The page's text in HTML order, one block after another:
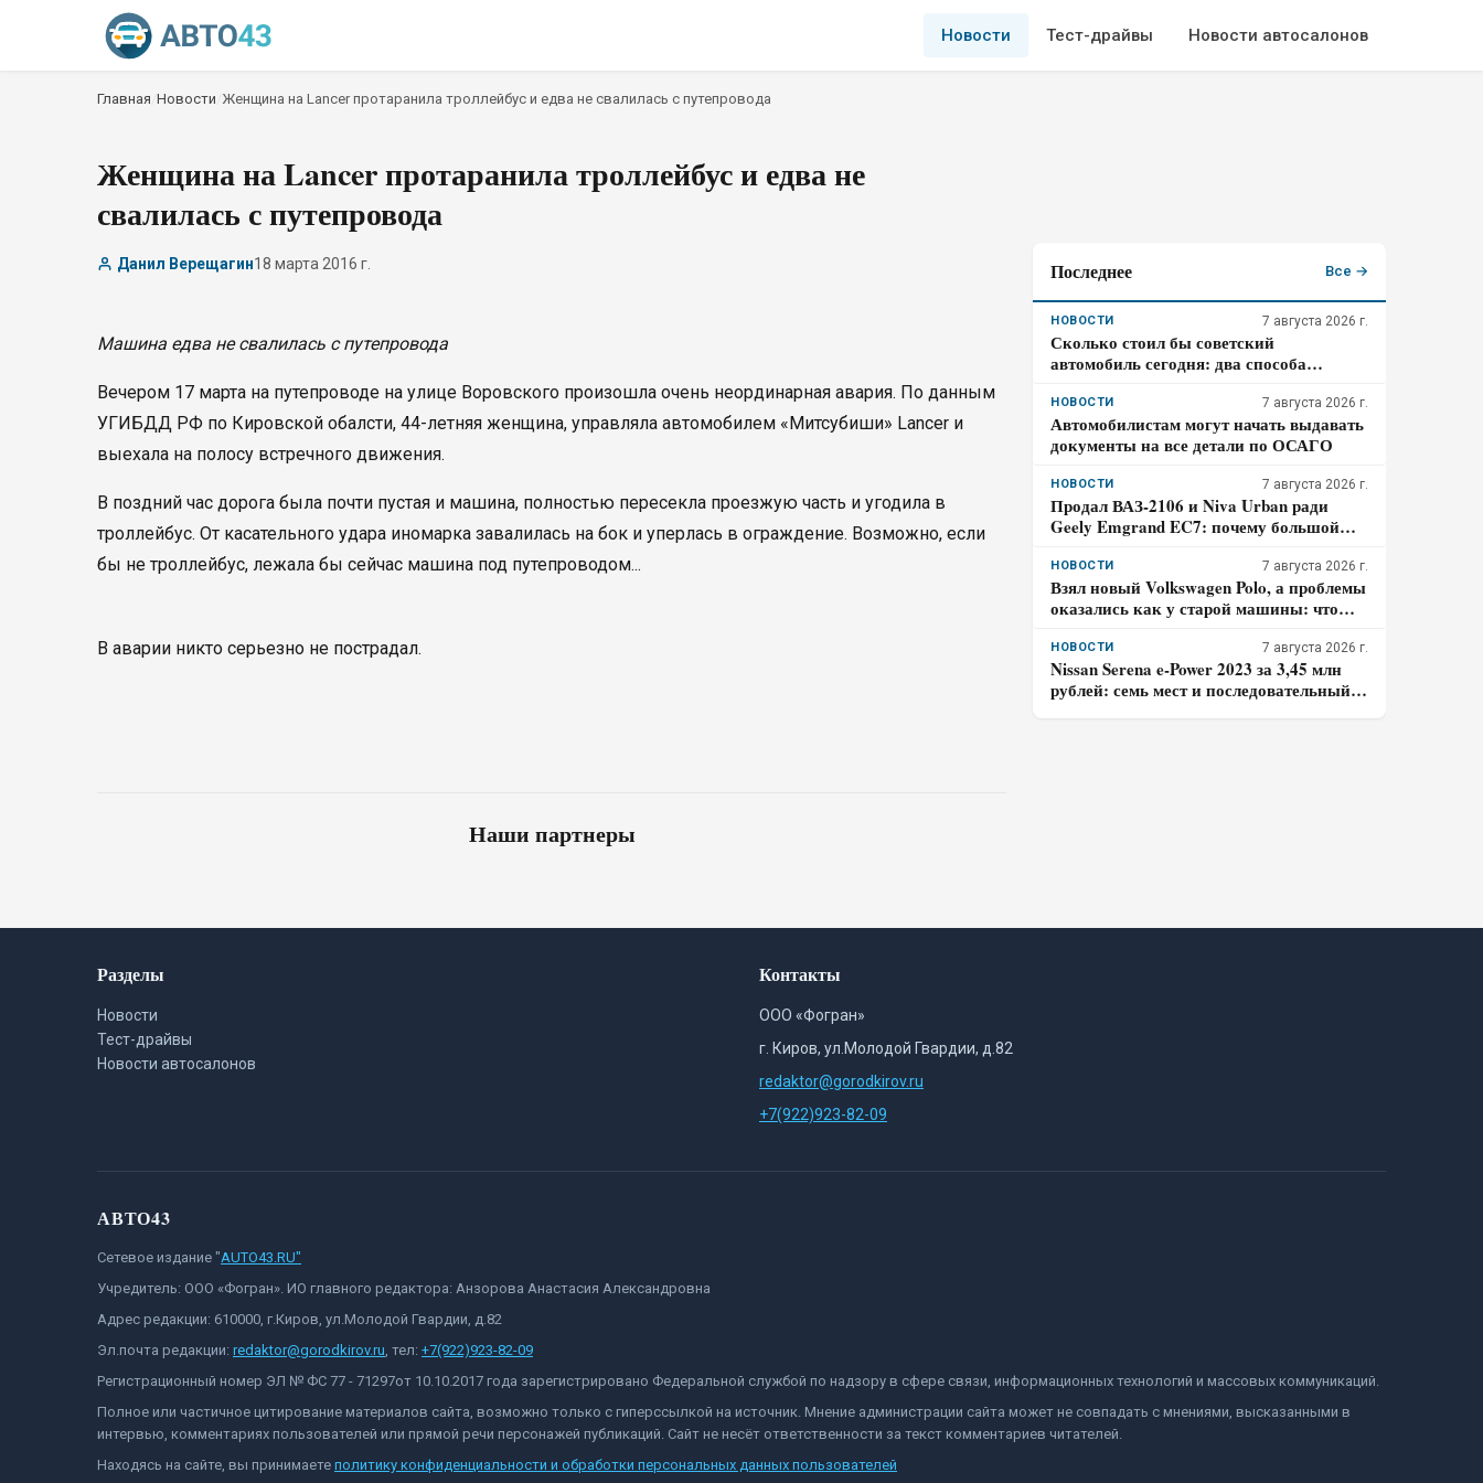
Новости Тест-драйвы Новости автосалонов
Главная Новости Женщина на Lancer протаранила троллейбус и едва не свалилась с путепровода
Женщина на Lancer протаранила троллейбус и едва не
свалилась с путепровода
Данил Верещагин18 марта 2016 г.
Машина едва не свалилась с путепровода
Вечером 17 марта на путепроводе на улице Воровского произошла очень неординарная авария. По данным
УГИБДД РФ по Кировской обалсти, 44-летняя женщина, управляла автомобилем «Митсубиши» Lancer и
выехала на полосу встречного движения.
В поздний час дорога была почти пустая и машина, полностью пересекла проезжую часть и угодила в
троллейбус. От касательного удара иномарка завалилась на бок и уперлась в ограждение. Возможно, если
бы не троллейбус, лежала бы сейчас машина под путепроводом...
В аварии никто серьезно не пострадал.
Наши партнеры
Последнее Все →
НОВОСТИ 7 августа 2026 г.
Сколько стоил бы советский
автомобиль сегодня: два способа
НОВОСТИ 7 августа 2026 г.
Автомобилистам могут начать выдавать
документы на все детали по ОСАГО
НОВОСТИ 7 августа 2026 г.
Продал ВАЗ-2106 и Niva Urban ради
Geely Emgrand EC7: почему большой
НОВОСТИ 7 августа 2026 г.
Взял новый Volkswagen Polo, а проблемы
оказались как у старой машины: что
владельца
НОВОСТИ 7 августа 2026 г.
Nissan Serena e-Power 2023 за 3,45 млн
рублей: семь мест и последовательный
Разделы
Новости
Тест-драйвы
Новости автосалонов
Контакты
ООО «Фогран»
г. Киров, ул.Молодой Гвардии, д.82
redaktor@gorodkirov.ru
+7(922)923-82-09
АВТО43
Сетевое издание "AUTO43.RU"
Учредитель: ООО «Фогран». ИО главного редактора: Анзорова Анастасия Александровна
Адрес редакции: 610000, г.Киров, ул.Молодой Гвардии, д.82
Эл.почта редакции: redaktor@gorodkirov.ru, тел: +7(922)923-82-09
Регистрационный номер ЭЛ № ФС 77 - 71297от 10.10.2017 года зарегистрировано Федеральной службой по надзору в сфере связи, информационных технологий и массовых коммуникаций.
Полное или частичное цитирование материалов сайта, возможно только с гиперссылкой на источник. Мнение администрации сайта может не совпадать с мнениями, высказанными в
интервью, комментариях пользователей или прямой речи персонажей публикаций. Сайт не несёт ответственности за текст комментариев читателей.
Находясь на сайте, вы принимаете политику конфиденциальности и обработки персональных данных пользователей